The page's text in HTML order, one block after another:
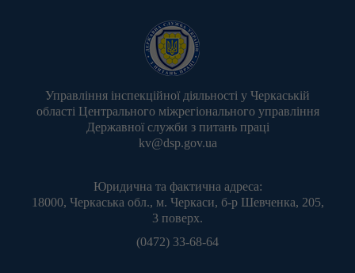
Управління інспекційної діяльності у Черкаській
області Центрального міжрегіонального управління
Державної служби з питань праці
kv@dsp.gov.ua
Юридична та фактична адреса:
18000, Черкаська обл., м. Черкаси, б-р Шевченка, 205,
3 поверх.
(0472) 33-68-64